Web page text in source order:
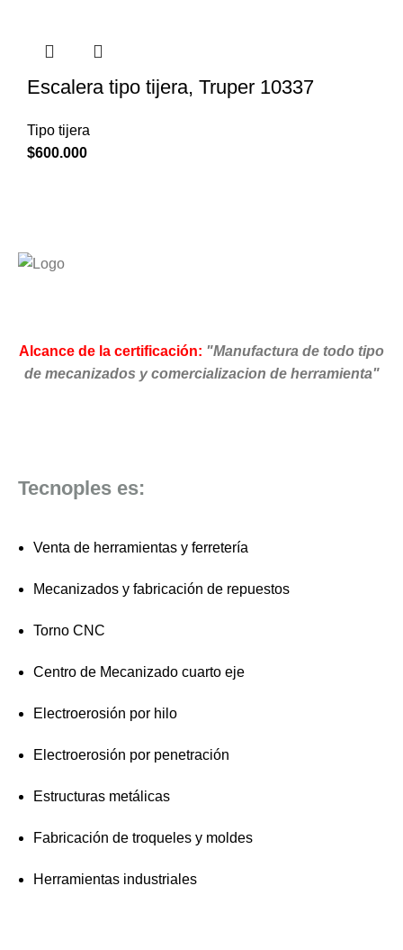
Escalera tipo tijera, Truper 10337
Tipo tijera
$600.000
Alcance de la certificación: "Manufactura de todo tipo
de mecanizados y comercializacion de herramienta"
Tecnoples es:
Venta de herramientas y ferretería
Mecanizados y fabricación de repuestos
Torno CNC
Centro de Mecanizado cuarto eje
Electroerosión por hilo
Electroerosión por penetración
Estructuras metálicas
Fabricación de troqueles y moldes
Herramientas industriales